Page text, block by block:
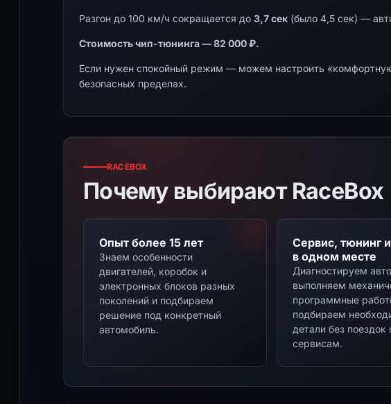
Разгон до 100 км/ч сокращается до 3,7 сек(было 4,5 сек) —
Стоимость чип-тюнинга — 82 000 ₽.
Если нужен спокойный режим — можем настроить
безопасных пределах.
RACEBOX
Почему выбирают RaceBox
Опыт более 15 лет
Знаем особенности
двигателей, коробок и
электронных блоков разных
поколений и подбираем
решение под конкретный
автомобиль.
Сервис, тюнинг
в одном месте
Диагностируем
выполняем
программные
подбираем
детали без
сервисам.